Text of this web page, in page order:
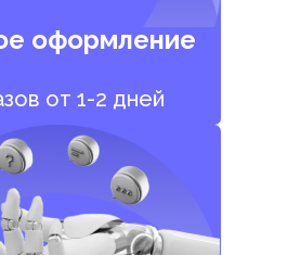
оформление
от 1-2 дней